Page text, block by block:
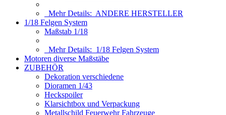
Mehr Details: ANDERE HERSTELLER
1/18 Felgen System
Maßstab 1/18
Mehr Details: 1/18 Felgen System
Motoren diverse Maßstäbe
ZUBEHÖR
Dekoration verschiedene
Dioramen 1/43
Heckspoiler
Klarsichtbox und Verpackung
Metallschild Feuerwehr Fahrzeuge